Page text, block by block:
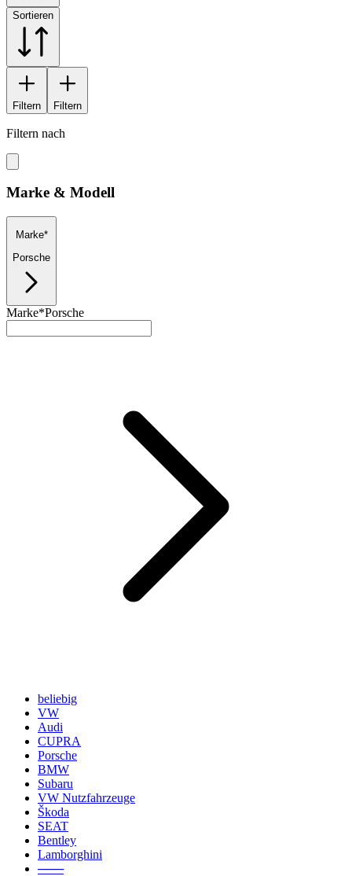
Sortieren
Filtern Filtern
Filtern nach
Marke & Modell
Marke*
Porsche
Marke*Porsche
beliebig
VW
Audi
CUPRA
Porsche
BMW
Subaru
VW Nutzfahrzeuge
Škoda
SEAT
Bentley
Lamborghini
───